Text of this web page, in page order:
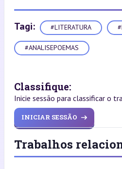
Tagi: #LITERATURA
#ANALISEPOEMAS
Classifique:
Inicie sessão para classificar o
INICIAR SESSÃO
Trabalhos